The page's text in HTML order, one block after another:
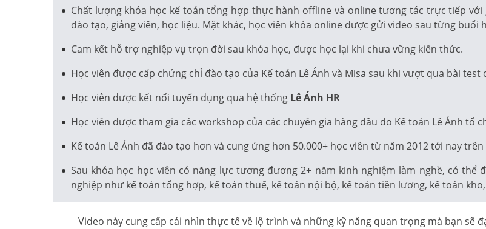
Chất lượng khóa học kế toán tổng hợp thực hành offline và online tương tác trực tiếp
đào tạo, giảng viên, học liệu. Mặt khác, học viên khóa online được gửi video sau từng
Cam kết hỗ trợ nghiệp vụ trọn đời sau khóa học, được học lại khi chưa vững kiến thức.
Học viên được cấp chứng chỉ đào tạo của Kế toán Lê Ánh và Misa sau khi vượt qua bài test
Học viên được kết nối tuyển dụng qua hệ thống Lê Ánh HR
Học viên được tham gia các workshop của các chuyên gia hàng đầu do Kế toán Lê Ánh tổ
Kế toán Lê Ánh đã đào tạo hơn và cung ứng hơn 50.000+ học viên từ năm 2012 tới nay
Sau khóa học học viên có năng lực tương đương 2+ năm kinh nghiệm làm nghề, có
nghiệp như kế toán tổng hợp, kế toán thuế, kế toán nội bộ, kế toán tiền lương, kế toán
Video này cung cấp cái nhìn thực tế về lộ trình và những kỹ năng quan trọng mà bạn sẽ